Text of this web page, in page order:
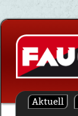
Skip
content
Aktuell